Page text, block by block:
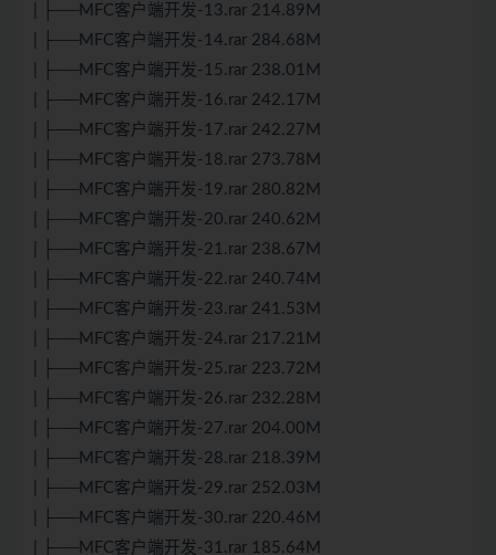
| ├──MFC客户端开发-13.rar 214.89M
| ├──MFC客户端开发-14.rar 284.68M
| ├──MFC客户端开发-15.rar 238.01M
| ├──MFC客户端开发-16.rar 242.17M
| ├──MFC客户端开发-17.rar 242.27M
| ├──MFC客户端开发-18.rar 273.78M
| ├──MFC客户端开发-19.rar 280.82M
| ├──MFC客户端开发-20.rar 240.62M
| ├──MFC客户端开发-21.rar 238.67M
| ├──MFC客户端开发-22.rar 240.74M
| ├──MFC客户端开发-23.rar 241.53M
| ├──MFC客户端开发-24.rar 217.21M
| ├──MFC客户端开发-25.rar 223.72M
| ├──MFC客户端开发-26.rar 232.28M
| ├──MFC客户端开发-27.rar 204.00M
| ├──MFC客户端开发-28.rar 218.39M
| ├──MFC客户端开发-29.rar 252.03M
| ├──MFC客户端开发-30.rar 220.46M
| ├──MFC客户端开发-31.rar 185.64M